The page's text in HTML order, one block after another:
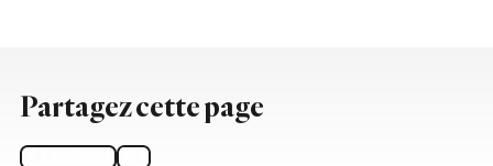
Partagez cette page
Facebook X